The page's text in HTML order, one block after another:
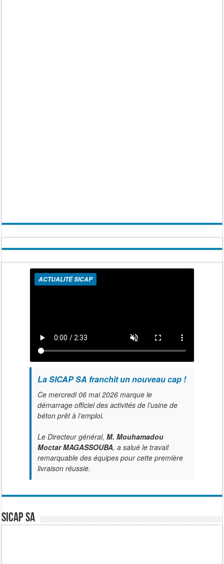
ACTUALITÉ SICAP
La SICAP SA franchit un nouveau cap !
Ce mercredi 06 mai 2026 marque le
démarrage officiel des activités de l'usine de
béton prêt à l’emploi.
Le Directeur général, M. Mouhamadou
Moctar MAGASSOUBA, a salué le travail
remarquable des équipes pour cette première
livraison réussie.
SICAP SA